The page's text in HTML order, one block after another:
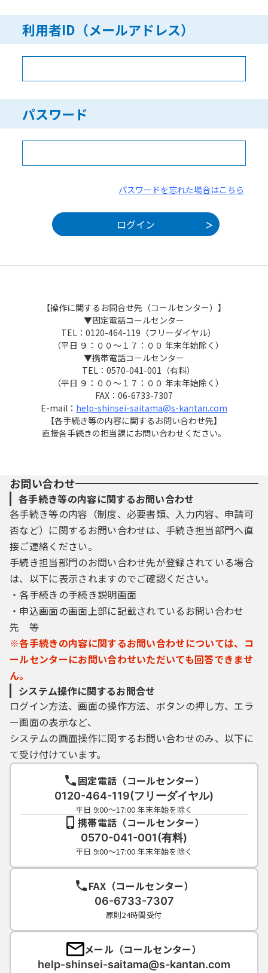
利用者ID（メールアドレス）
パスワード
パスワードを忘れた場合はこちら
【操作に関するお問合せ先（コールセンター）】
▼固定電話コールセンター
TEL：0120-464-119（フリーダイヤル）
（平日 ９：００～１７：００ 年末年始除く）
▼携帯電話コールセンター
TEL：0570-041-001（有料）
（平日 ９：００～１７：００ 年末年始除く）
FAX：06-6733-7307
E-mail： help-shinsei-saitama@s-kantan.com
【各手続き等の内容に関するお問い合わせ先】
直接各手続きの担当課にお問い合わせください。
お問い合わせ
各手続き等の内容に関するお問い合わせ
各手続き等の内容（制度、必要書類、入力内容、申請可
否など）に関するお問い合わせは、手続き担当部門へ直
接ご連絡ください。
手続き担当部門のお問い合わせ先が登録されている場合
は、以下に表示されますのでご確認ください。
・各手続きの手続き説明画面
・申込画面の画面上部に記載されているお問い合わせ
先 等
※各手続きの内容に関するお問い合わせについては、コ
ールセンターにお問い合わせいただいても回答できませ
ん。
システム操作に関するお問合せ
ログイン方法、画面の操作方法、ボタンの押し方、エラ
ー画面の表示など、
システムの画面操作に関するお問い合わせのみ、以下に
て受け付けています。
固定電話（コールセンター）
0120-464-119(フリーダイヤル)
平日 9:00～17:00 年末年始を除く
携帯電話（コールセンター）
0570-041-001(有料)
平日 9:00～17:00 年末年始を除く
FAX（コールセンター）
06-6733-7307
原則24時間受付
メール（コールセンター）
help-shinsei-saitama@s-kantan.com